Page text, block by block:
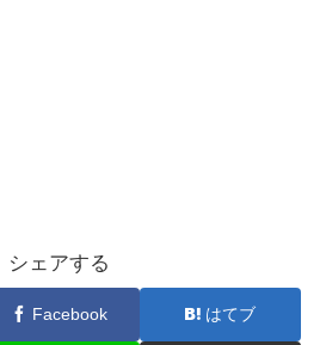
シェアする
Facebook はてブ